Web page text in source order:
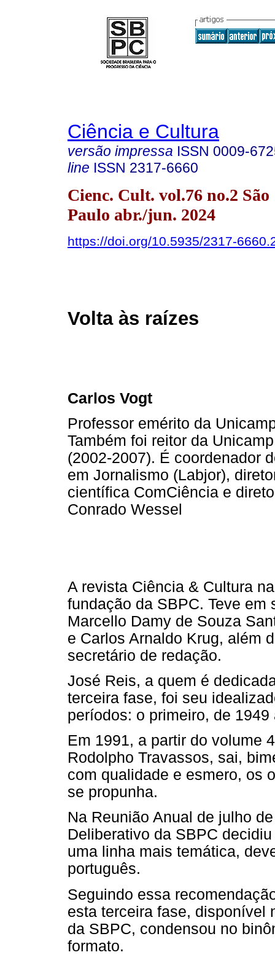
Ciência e Cultura
versão impressa ISSN 0009-
line ISSN 2317-6660
Cienc. Cult. vol.76 no.2 São
Paulo abr./jun. 2024
https://doi.org/10.5935/2317-
Volta às raízes
Carlos Vogt
Professor emérito da
Também foi reitor da
(2002-2007). É coordenador
em Jornalismo (Labjor),
científica ComCiência e
Conrado Wessel
A revista Ciência & Cultura
fundação da SBPC. Teve
Marcello Damy de Souza
e Carlos Arnaldo Krug, além
secretário de redação.
José Reis, a quem é
terceira fase, foi seu
períodos: o primeiro, de
Em 1991, a partir do volume
Rodolpho Travassos, sai,
com qualidade e esmero, os
se propunha.
Na Reunião Anual de julho
Deliberativo da SBPC
uma linha mais temática,
português.
Seguindo essa
esta terceira fase, disponível
da SBPC, condensou no
formato.